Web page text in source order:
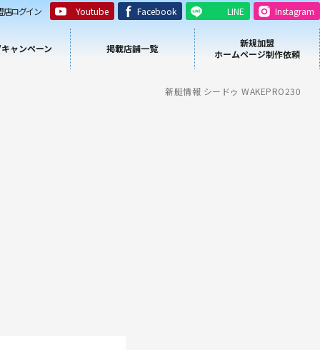
店ログイン Youtube Facebook LINE Instagram
ャンペーン 掲載店舗一覧
新規加盟
ホームページ制作依頼
新艇情報 シードゥ WAKEPRO230